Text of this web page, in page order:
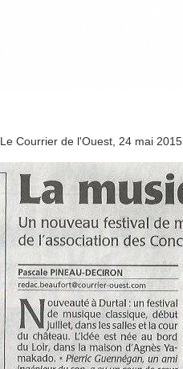
Le Courrier de l'Ouest, 24 mai 2015